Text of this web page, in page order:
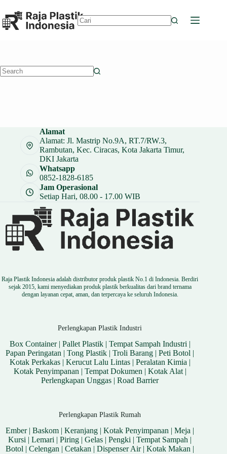
to
content
Alamat
Alamat: Jl. Mastrip No.9A, RT.7/RW.3,
Rambutan, Kec. Ciracas, Kota Jakarta Timur,
DKI Jakarta
Whatsapp
0852-1828-6185
Jam Operasional
Setiap Hari, 08.00 - 17.00 WIB
Raja Plastik Indonesia adalah distributor produk plastik No.1 di Indonesia. Berdiri
sejak 2015, kami menyediakan produk plastik berkualitas dari brand ternama
dengan layanan cepat, aman, dan terpercaya ke seluruh Indonesia.
Perlengkapan Plastik Industri
Box Container| Pallet Plastik| Tempat Sampah Industri |
Papan Peringatan |Tong Plastik |Troli Barang |Peti Botol |
Kotak Perkakas| Kerucut Lalu Lintas| Peralatan Kimia |
Kotak Penyimpanan | Tempat Dokumen | Kotak Alat|
Perlengkapan Unggas |Road Barrier
Perlengkapan Plastik Rumah
Ember|Baskom |Keranjang |Kotak Penyimpanan |Meja |
Kursi |Lemari |Piring |Gelas |Pengki |Tempat Sampah |
Botol |Celengan |Cetakan |Dispenser Air|Kotak Makan |